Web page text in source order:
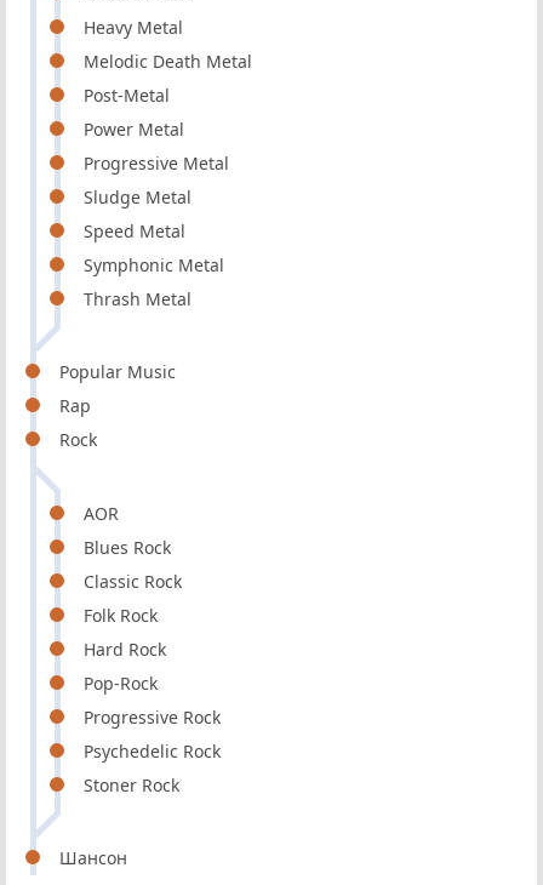
Heavy Metal
Melodic Death Metal
Post-Metal
Power Metal
Progressive Metal
Sludge Metal
Speed Metal
Symphonic Metal
Thrash Metal
Popular Music
Rap
Rock
AOR
Blues Rock
Classic Rock
Folk Rock
Hard Rock
Pop-Rock
Progressive Rock
Psychedelic Rock
Stoner Rock
Шансон